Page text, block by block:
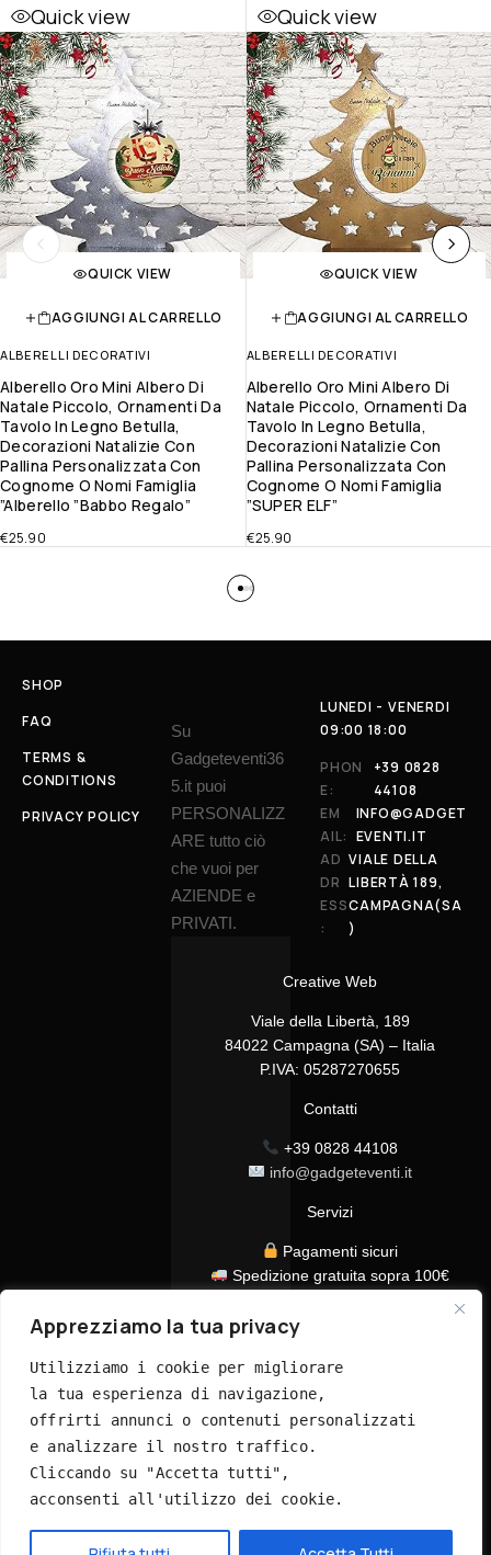
Apprezziamo la tua privacy
Utilizziamo i cookie per migliorare
la tua esperienza di navigazione,
offrirti annunci o contenuti personalizzati
e analizzare il nostro traffico.
Cliccando su "Accetta tutti",
acconsenti all'utilizzo dei cookie.
Quick view
QUICK VIEW
AGGIUNGI AL CARRELLO
ALBERELLI DECORATIVI
Alberello Oro Mini Albero Di
Natale Piccolo, Ornamenti Da
Tavolo In Legno Betulla,
Decorazioni Natalizie Con
Pallina Personalizzata Con
Cognome O Nomi Famiglia
”alberello ”Babbo Regalo”
€25.90
Quick view
QUICK VIEW
AGGIUNGI AL CARRELLO
ALBERELLI DECORATIVI
Alberello Oro Mini Albero Di
Natale Piccolo, Ornamenti Da
Tavolo In Legno Betulla,
Decorazioni Natalizie Con
Pallina Personalizzata Con
Cognome O Nomi Famiglia
”SUPER ELF”
€25.90
SHOP
FAQ
TERMS &
CONDITIONS
PRIVACY POLICY
Su
Gadgeteventi36
5.it puoi
PERSONALIZZ
ARE tutto ciò
che vuoi per
AZIENDE e
PRIVATI.
Creative Web
Viale della Libertà, 189
84022 Campagna (SA) – Italia
P.IVA: 05287270655
Contatti
+39 0828 44108
info@gadgeteventi.it
Servizi
Pagamenti sicuri
Spedizione gratuita sopra 100€
Assistenza clienti dedicata
LUNEDI - VENERDI
09:00 18:00
PHON
E:
+39 0828
44108
EM
AIL:
INFO@GADGET
EVENTI.IT
AD
DR
ESS
:
VIALE DELLA
LIBERTÀ 189,
CAMPAGNA(SA
)
© 2026 GadgetEventi365.it - Tutti i diritti riservati
Hai bisogno di aiuto?